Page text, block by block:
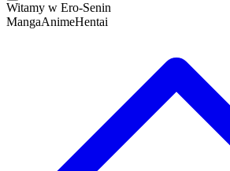
Witamy w Ero-Senin
MangaAnimeHentai